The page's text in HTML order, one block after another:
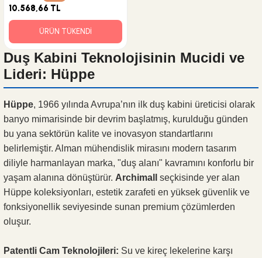
10.568,66 TL
ÜRÜN TÜKENDİ
Duş Kabini Teknolojisinin Mucidi ve
Lideri: Hüppe
Hüppe, 1966 yılında Avrupa’nın ilk duş kabini üreticisi olarak
banyo mimarisinde bir devrim başlatmış, kurulduğu günden
bu yana sektörün kalite ve inovasyon standartlarını
belirlemiştir. Alman mühendislik mirasını modern tasarım
diliyle harmanlayan marka, "duş alanı" kavramını konforlu bir
yaşam alanına dönüştürür. Archimall
seçkisinde yer alan
Hüppe koleksiyonları, estetik zarafeti en yüksek güvenlik ve
fonksiyonellik seviyesinde sunan premium çözümlerden
oluşur.
Patentli Cam Teknolojileri: Su ve kireç lekelerine karşı